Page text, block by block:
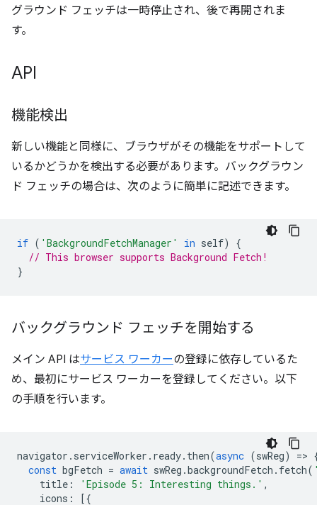
グラウンド フェッチは一時停止され、後で再開されま
す。
API
機能検出
新しい機能と同様に、ブラウザがその機能をサポートして
いるかどうかを検出する必要があります。バックグラウン
ド フェッチの場合は、次のように簡単に記述できます。
if ( 'BackgroundFetchManager' in self)
{
// This browser supports Background Fetch!
}
バックグラウンド フェッチを開始する
メイン API はサービス ワーカーの登録に依存しているた
め、最初にサービス ワーカーを登録してください。以下
の手順を行います。
navigator . serviceWorker . ready. then(async (swReg) =>
const bgFetch = await swReg .backgroundFetch . fetch(
title : 'Episode 5: Interesting things.' ,
icons : [{